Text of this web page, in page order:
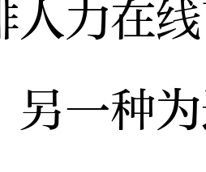
人力在
另一种